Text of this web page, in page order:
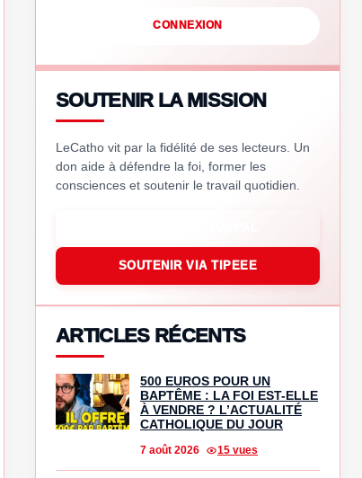
CONNEXION
SOUTENIR LA MISSION
LeCatho vit par la fidélité de ses lecteurs. Un
don aide à défendre la foi, former les
consciences et soutenir le travail quotidien.
SOUTENIR VIA TIPEEE
ARTICLES RÉCENTS
500 EUROS POUR UN
BAPTÊME : LA FOI EST-ELLE
À VENDRE ? L’ACTUALITÉ
CATHOLIQUE DU JOUR
7 août 2026 15 vues